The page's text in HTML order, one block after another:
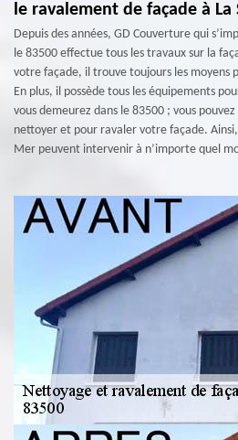
le ravalement de façade à La
Depuis des années, GD Couverture qui
le 83500 effectue tous les travaux sur la
votre façade, il trouve toujours les moyens
En plus, il possède tous les équipements
vous demeurez dans le 83500 ; vous
nettoyer et pour ravaler votre façade. Ainsi,
Mer peuvent intervenir à n’importe quel